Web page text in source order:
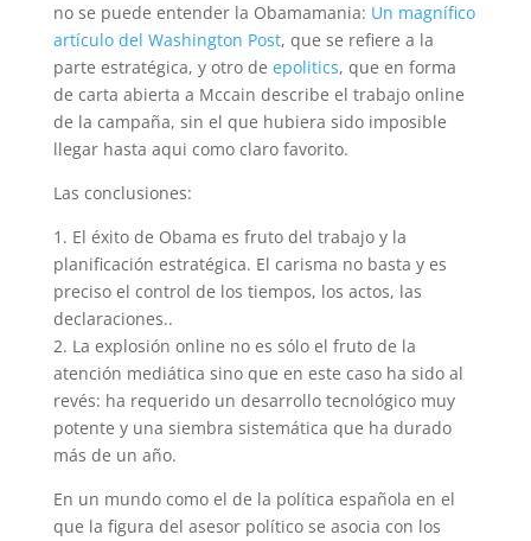
no se puede entender la Obamamania: Un magnífico
artículo del Washington Post, que se refiere a la
parte estratégica, y otro de epolitics, que en forma
de carta abierta a Mccain describe el trabajo online
de la campaña, sin el que hubiera sido imposible
llegar hasta aqui como claro favorito.
Las conclusiones:
1. El éxito de Obama es fruto del trabajo y la
planificación estratégica. El carisma no basta y es
preciso el control de los tiempos, los actos, las
declaraciones..
2. La explosión online no es sólo el fruto de la
atención mediática sino que en este caso ha sido al
revés: ha requerido un desarrollo tecnológico muy
potente y una siembra sistemática que ha durado
más de un año.
En un mundo como el de la política española en el
que la figura del asesor político se asocia con los